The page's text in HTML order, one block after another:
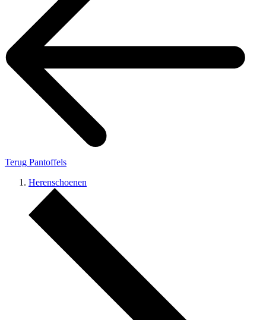
Terug Pantoffels
Herenschoenen